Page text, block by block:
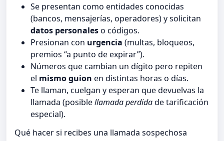
Se presentan como entidades conocidas
(bancos, mensajerías, operadores) y solicitan
datos personaleso códigos.
Presionan con urgencia (multas, bloqueos,
premios “a punto de expirar”).
Números que cambian un dígito pero repiten
el mismo guion en distintas horas o días.
Te llaman, cuelgan y esperan que devuelvas la
llamada (posiblellamada perdidade tarificación
especial).
Qué hacer si recibes una llamada sospechosa